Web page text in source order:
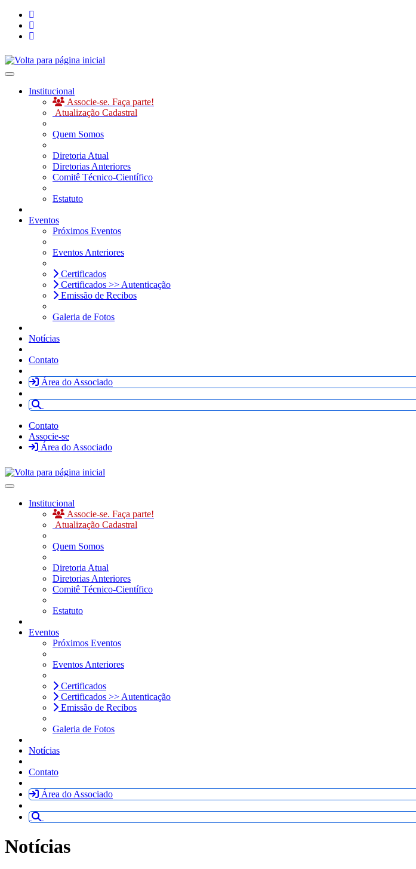
Toggle navigation
Institucional
Associe-se. Faça parte!
Atualização Cadastral
Quem Somos
Diretoria Atual
Diretorias Anteriores
Comitê Técnico-Científico
Estatuto
Eventos
Próximos Eventos
Eventos Anteriores
Certificados
Certificados >> Autenticação
Emissão de Recibos
Galeria de Fotos
Notícias
Contato
Área do Associado
Contato
Associe-se
Área do Associado
Toggle navigation
Institucional
Associe-se. Faça parte!
Atualização Cadastral
Quem Somos
Diretoria Atual
Diretorias Anteriores
Comitê Técnico-Científico
Estatuto
Eventos
Próximos Eventos
Eventos Anteriores
Certificados
Certificados >> Autenticação
Emissão de Recibos
Galeria de Fotos
Notícias
Contato
Área do Associado
Notícias